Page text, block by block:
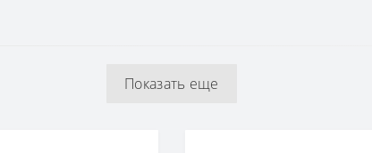
1,06 x 10,05 м
Показать еще